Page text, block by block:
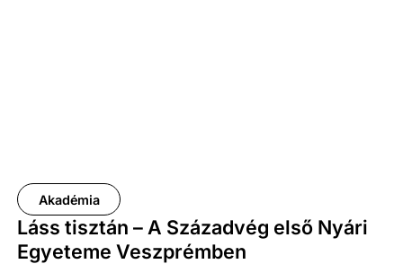
Akadémia
Láss tisztán – A Századvég első Nyári
Egyeteme Veszprémben